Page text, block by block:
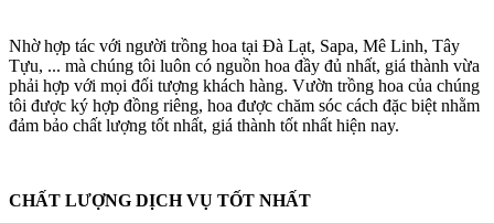
Nhờ hợp tác với người trồng hoa tại Đà Lạt, Sapa, Mê Linh, Tây
Tựu, ... mà chúng tôi luôn có nguồn hoa đầy đủ nhất, giá thành vừa
phải hợp với mọi đối tượng khách hàng. Vườn trồng hoa của chúng
tôi được ký hợp đồng riêng, hoa được chăm sóc cách đặc biệt nhằm
đảm bảo chất lượng tốt nhất, giá thành tốt nhất hiện nay.
CHẤT LƯỢNG DỊCH VỤ TỐT NHẤT